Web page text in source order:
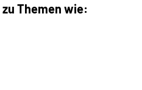
Themen wie: